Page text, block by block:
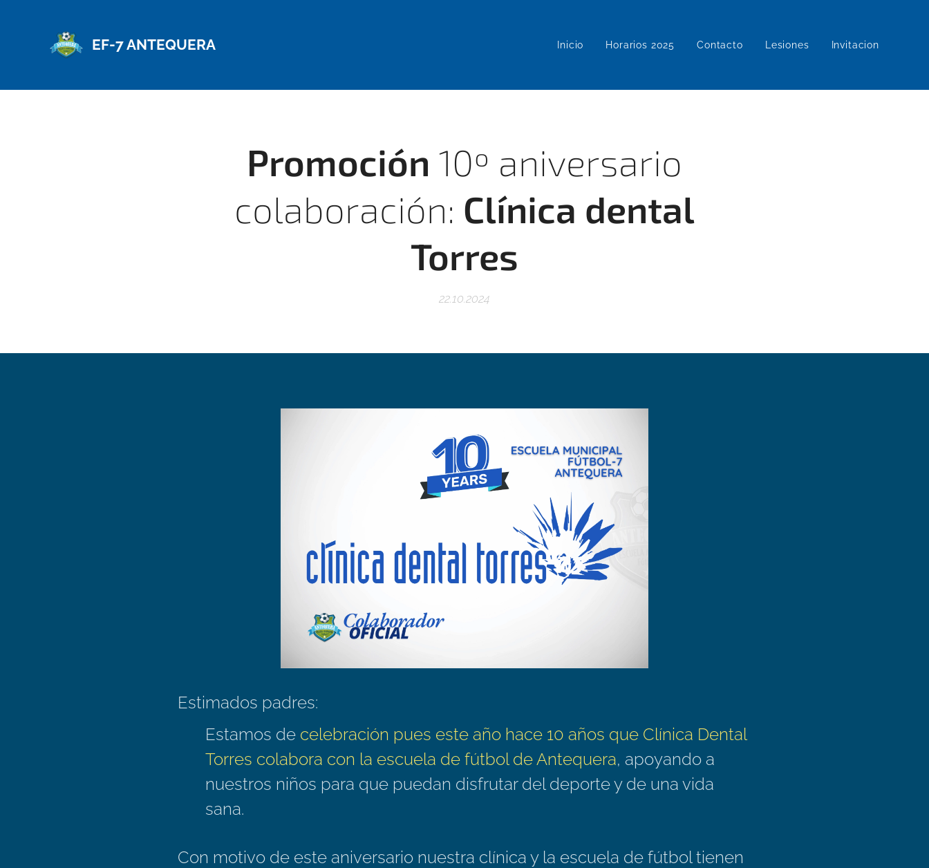
EF-7 ANTEQUERA Inicio Horarios 2025 Contacto Lesiones Invitacion
Promoción 10º aniversario
colaboración: Clínica dental
Torres
22.10.2024
Estimados padres:
Estamos de celebración pues este año hace 10 años que Clínica Dental
Torres colabora con la escuela de fútbol de Antequera, apoyando a
nuestros niños para que puedan disfrutar del deporte y de una vida
sana.
Con motivo de este aniversario nuestra clínica y la escuela de fútbol tienen